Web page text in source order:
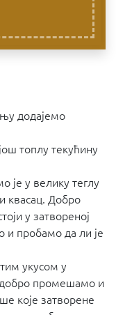
додајемо
топлу текућину
је у велику теглу
Добро
у затвореној
пробамо да ли је
укусом у
промешамо и
које затворене